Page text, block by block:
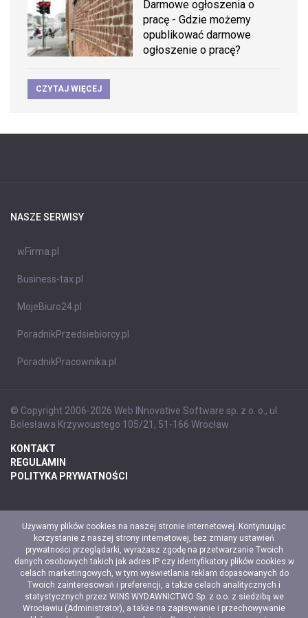
Darmowe ogłoszenia o
pracę - Gdzie możemy
opublikować darmowe
ogłoszenie o pracę?
CZYTAJ WIĘCEJ
NASZE SERWISY
wFirma.pl
Business-tax.pl
MojeBiuro24.pl
PoradnikPrzedsiebiorcy.pl
PoradnikPracownika.pl
© Copyright 2006-2026 Web INnovative Software sp. z o. o., ul.
Bolesława Krzywoustego 105/21, 51-166 Wrocław
KONTAKT
REGULAMIN
POLITYKA PRYWATNOŚCI
Używamy plików cookies na naszej stronie internetowej. Kontynuując
korzystanie z naszej strony internetowej, bez zmiany ustawień
prywatności przeglądarki, wyrażasz zgodę na przetwarzanie Twoich
danych osobowych takich jak adres IP czy identyfikatory plików cookies w
celach marketingowych, w tym wyświetlania reklam dopasowanych do
Twoich zainteresowań i preferencji, a także celach analitycznych i
statystycznych przez WINS WYDAWNICTWO Sp. z o.o. z siedzibą we
Wrocławiu (Administrator), a także na zapisywanie i przechowywanie